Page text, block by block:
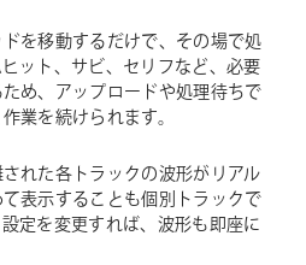
を移動するだけで、その場で処
ット、サビ、セリフなど、必要
め、アップロードや処理待ちで
業を続けられます。
れた各トラックの波形がリアル
表示することも個別トラックで
定を変更すれば、波形も即座に